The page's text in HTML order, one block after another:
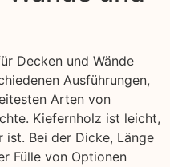
Decken und Wände
Ausführungen,
Arten von
Kiefernholz ist leicht,
Bei der Dicke, Länge
Fülle von Optionen